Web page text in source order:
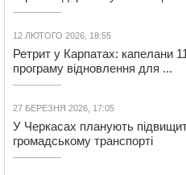
12 ЛЮТОГО 2026, 18:55
Ретрит у Карпатах: капелани
програму відновлення для ...
27 БЕРЕЗНЯ 2026, 17:05
У Черкасах планують
громадському транспорті